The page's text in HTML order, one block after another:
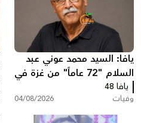
يافا: السيد محمد عوني عبد
السلام "72 عاماً" من غزة في
ذمّة الله
يافا 48
وفيات 04/08/2026